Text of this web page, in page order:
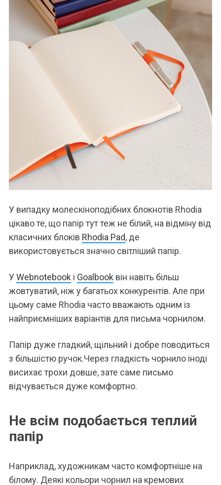
У випадку молескіноподібних блокнотів Rhodia
цікаво те, що папір тут теж не білий, на відміну від
класичних блоків Rhodia Pad, де
використовується значно світліший папір.
УWebnotebook і Goalbook він навіть більш
жовтуватий, ніж у багатьох конкурентів. Але при
цьому саме Rhodia часто вважають одним із
найприємніших варіантів для письма чорнилом.
Папір дуже гладкий, щільний і добре поводиться
з більшістю ручок.Через гладкість чорнило іноді
висихає трохи довше, зате саме письмо
відчувається дуже комфортно.
Не всім подобається теплий
папір
Наприклад, художникам часто комфортніше на
білому. Деякі кольори чорнил на кремових